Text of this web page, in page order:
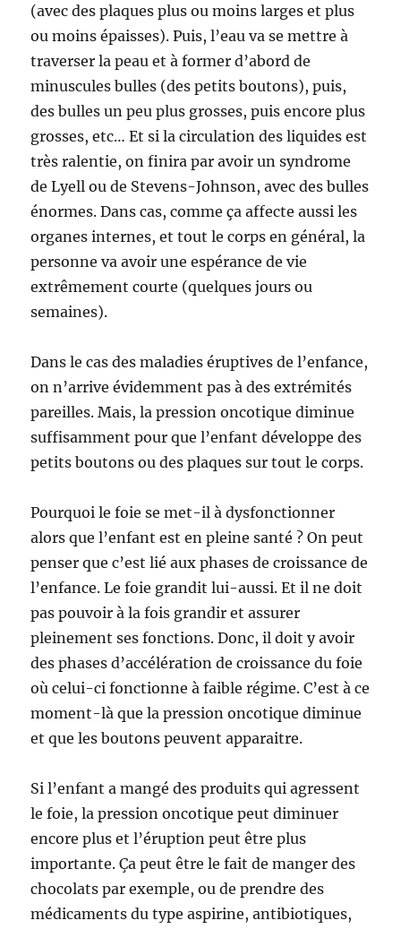
(avec des plaques plus ou moins larges et plus
ou moins épaisses). Puis, l’eau va se mettre à
traverser la peau et à former d’abord de
minuscules bulles (des petits boutons), puis,
des bulles un peu plus grosses, puis encore plus
grosses, etc… Et si la circulation des liquides est
très ralentie, on finira par avoir un syndrome
de Lyell ou de Stevens-Johnson, avec des bulles
énormes. Dans cas, comme ça affecte aussi les
organes internes, et tout le corps en général, la
personne va avoir une espérance de vie
extrêmement courte (quelques jours ou
semaines).
Dans le cas des maladies éruptives de l’enfance,
on n’arrive évidemment pas à des extrémités
pareilles. Mais, la pression oncotique diminue
suffisamment pour que l’enfant développe des
petits boutons ou des plaques sur tout le corps.
Pourquoi le foie se met-il à dysfonctionner
alors que l’enfant est en pleine santé ? On peut
penser que c’est lié aux phases de croissance de
l’enfance. Le foie grandit lui-aussi. Et il ne doit
pas pouvoir à la fois grandir et assurer
pleinement ses fonctions. Donc, il doit y avoir
des phases d’accélération de croissance du foie
où celui-ci fonctionne à faible régime. C’est à ce
moment-là que la pression oncotique diminue
et que les boutons peuvent apparaitre.
Si l’enfant a mangé des produits qui agressent
le foie, la pression oncotique peut diminuer
encore plus et l’éruption peut être plus
importante. Ça peut être le fait de manger des
chocolats par exemple, ou de prendre des
médicaments du type aspirine, antibiotiques,